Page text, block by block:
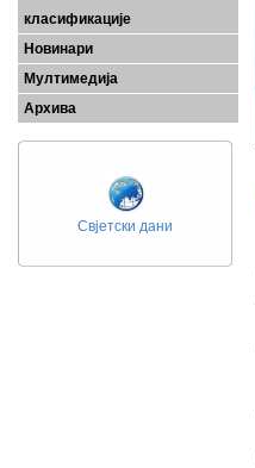
класификације
Новинари
Мултимедија
Архива
Свјетски дани